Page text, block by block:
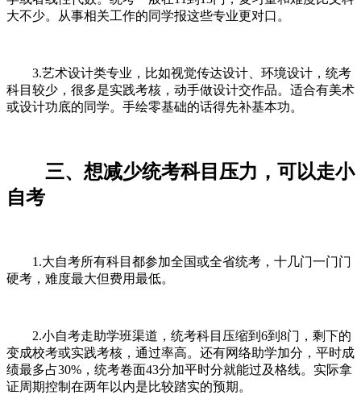
大不少。从事相关工作的同学报这些专业更对口。
3.艺术设计类专业，比如视觉传达设计、环境设计，统考
科目较少，很多是实践考核，动手做设计交作品。适合有美术
或设计功底的同学。手绘零基础的话得先补基本功。
三、想减少统考科目压力，可以走小
自考
1.大自考所有科目都参加全国或全省统考，十几门一门门
硬考，难度最大但费用最低。
2.小自考走助学班渠道，统考科目压缩到6到8门，剩下的
变成校考或实践考核，通过率高。还有网络助学加分，平时成
绩最多占30%，统考卷面43分加平时分就能过及格线。实际拿
证周期控制在两年以内是比较踏实的预期。